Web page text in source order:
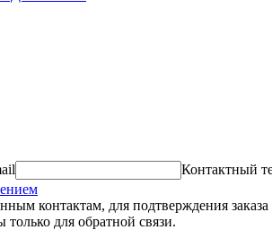
Контактный
контактам, для подтверждения
для обратной связи.